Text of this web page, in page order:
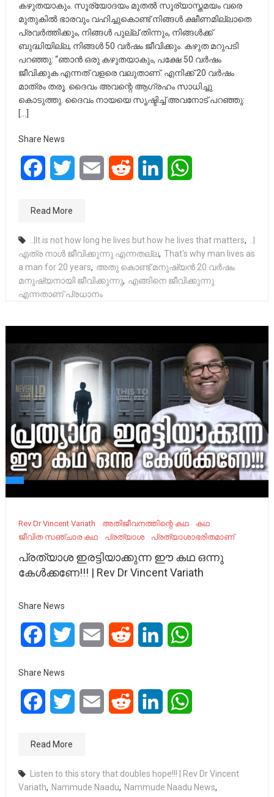
കഴുതയാകും. സൂര്യോദയം മുതൽ സൂര്യാസ്തമയം വരെ
മുതുകിൽ ഭാരവും വഹിച്ചുകൊണ്ട് നിങ്ങൾ ക്ഷീണമില്ലാതെ
പ്രവർത്തിക്കും, നിങ്ങൾ പുല്ല് തിന്നും, നിങ്ങൾക്ക്
ബുദ്ധിയില്ല, നിങ്ങൾ 50 വർഷം ജീവിക്കും. കഴുത മറുപടി
പറഞ്ഞു: “ഞാൻ ഒരു കഴുതയാകും, പക്ഷേ 50 വർഷം
ജീവിക്കുക എന്നത് വളരെ വലുതാണ്. എനിക്ക് 20 വർഷം
മാത്രം തരൂ. ദൈവം അവന്റെ ആഗ്രഹം സാധിച്ചു
കൊടുത്തു. ദൈവം നായയെ സൃഷ്ടിച്ച് അവനോട് പറഞ്ഞു:
[…]
Share News
FacebookTwitter Email Reddit LinkedIn
Read More
..|It is not how long he lives but how he lives that matters,
എത്ര നാൾ ജീവിക്കുന്നു എന്നതല്ല, That's why man lives as
a man for 20 years, അതു കൊണ്ട് മനുഷ്യൻ 20 വർഷം
മനുഷ്യനായി ജീവിക്കുന്നു, എങ്ങിനെ ജീവിക്കുന്നു
എന്നതാണ് പ്രധാനം
Rev Dr Vincent Variath അതിജീവനത്തിന്റെ കഥ
കഥ‌
ജീവിത സഞ്ചാര കഥ
പ്രത്യാശ പ്രത്യാശാഭരിതമാണ്
പ്രത്യാശ ഇരട്ടിയാക്കുന്ന ഈ കഥ ഒന്നു
കേൾക്കണേ!!! | Rev Dr Vincent Variath
Share News
FacebookTwitter Email Reddit LinkedIn
Share News
FacebookTwitter Email Reddit LinkedIn
Read More
Listen to this story that doubles hope!!! | Rev Dr Vincent
Variath, Nammude Naadu, Nammude Naadu News,